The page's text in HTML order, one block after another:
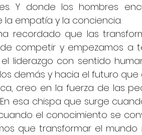
Y donde los hombres
empatía y la conciencia.
recordado que las
competir y empezamos a
liderazgo con sentido
demás y hacia el futuro que
creo en la fuerza de las
esa chispa que surge
el conocimiento se
que transformar el